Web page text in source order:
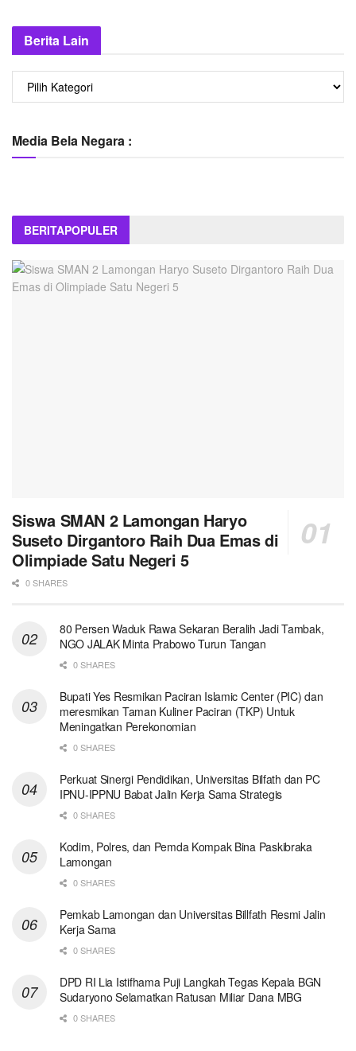
Berita Lain
Berita
Lain
Media Bela Negara :
BERITAPOPULER
Siswa SMAN 2 Lamongan Haryo
Suseto Dirgantoro Raih Dua Emas di
Olimpiade Satu Negeri 5
0 SHARES
80 Persen Waduk Rawa Sekaran Beralih Jadi Tambak,
NGO JALAK Minta Prabowo Turun Tangan
0 SHARES
Bupati Yes Resmikan Paciran Islamic Center (PIC) dan
meresmikan Taman Kuliner Paciran (TKP) Untuk
Meningatkan Perekonomian
0 SHARES
Perkuat Sinergi Pendidikan, Universitas Bilfath dan PC
IPNU-IPPNU Babat Jalin Kerja Sama Strategis
0 SHARES
Kodim, Polres, dan Pemda Kompak Bina Paskibraka
Lamongan
0 SHARES
Pemkab Lamongan dan Universitas Billfath Resmi Jalin
Kerja Sama
0 SHARES
DPD RI Lia Istifhama Puji Langkah Tegas Kepala BGN
Sudaryono Selamatkan Ratusan Miliar Dana MBG
0 SHARES